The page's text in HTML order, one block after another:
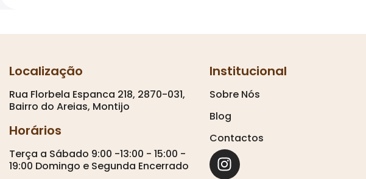
Localização
Rua Florbela Espanca 218, 2870-031,
Bairro do Areias, Montijo
Horários
Terça a Sábado 9:00 -13:00 - 15:00 -
19:00 Domingo e Segunda Encerrado
Institucional
Sobre Nós
Blog
Contactos